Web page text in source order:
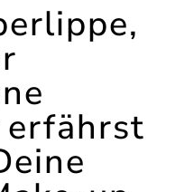
erfährst